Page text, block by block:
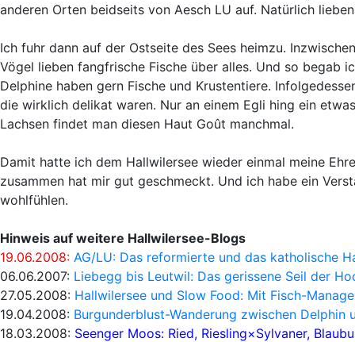
anderen Orten beidseits von Aesch LU auf. Natürlich
Ich fuhr dann auf der Ostseite des Sees heimzu.
Vögel lieben fangfrische Fische über alles. Und so begab
Delphine haben gern Fische und Krustentiere.
die wirklich delikat waren. Nur an einem Egli hing ein
Lachsen findet man diesen Haut Goût manchmal.
Damit hatte ich dem Hallwilersee wieder einmal meine
zusammen hat mir gut geschmeckt. Und ich habe ein
wohlfühlen.
Hinweis auf weitere Hallwilersee-Blogs
19.06.2008: AG/LU: Das reformierte und das katholische
06.06.2007: Liebegg bis Leutwil: Das gerissene Seil der
27.05.2008: Hallwilersee und Slow Food: Mit Fisch-
19.04.2008: Burgunderblust-Wanderung zwischen Delphin
18.03.2008: Seenger Moos: Ried, Riesling×Sylvaner,